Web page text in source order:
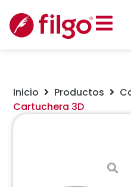
Inicio Productos
Cartuchera 3D